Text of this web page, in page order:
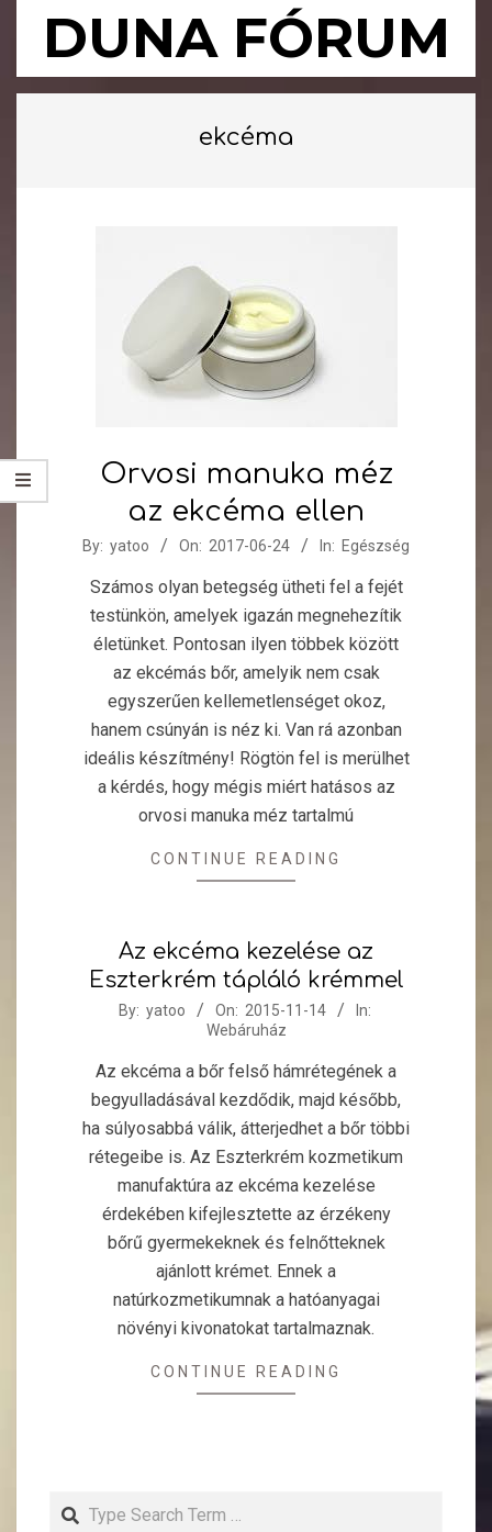
DUNA FÓRUM
Primary
ekcéma
Orvosi manuka méz
az ekcéma ellen
2017-
24
By: yatoo On: 2017-06-24 In: Egészség
Számos olyan betegség ütheti fel a fejét
testünkön, amelyek igazán megnehezítik
életünket. Pontosan ilyen többek között
az ekcémás bőr, amelyik nem csak
egyszerűen kellemetlenséget okoz,
hanem csúnyán is néz ki. Van rá azonban
ideális készítmény! Rögtön fel is merülhet
a kérdés, hogy mégis miért hatásos az
orvosi manuka méz tartalmú
CONTINUE READING
Az ekcéma kezelése az
Eszterkrém tápláló krémmel
2015-
14
By: yatoo On: 2015-11-14
In:
Webáruház
Az ekcéma a bőr felső hámrétegének a
begyulladásával kezdődik, majd később,
ha súlyosabbá válik, átterjedhet a bőr többi
rétegeibe is. Az Eszterkrém kozmetikum
manufaktúra az ekcéma kezelése
érdekében kifejlesztette az érzékeny
bőrű gyermekeknek és felnőtteknek
ajánlott krémet. Ennek a
natúrkozmetikumnak a hatóanyagai
növényi kivonatokat tartalmaznak.
CONTINUE READING
Search